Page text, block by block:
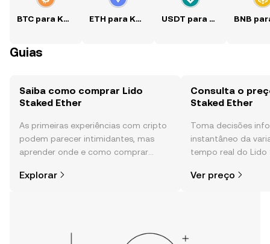
BTC para KRW ETH para KRW USDT para KRW
Guias
Saiba como comprar Lido
Staked Ether
As primeiras experiências com cripto
podem parecer intimidantes, mas
aprender onde e como comprar
Começa a tua viagem na aplicação
Explorar
Consulta o
Staked Ether
Toma decisões
instantâneo da
tempo real do Lido
e muito mais.
Ver preço